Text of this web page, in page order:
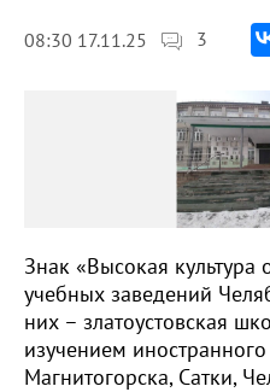
08:30 17.11.25 3
Знак «Высокая
учебных заведений
них – златоустовская
изучением
Магнитогорска, Сатки,